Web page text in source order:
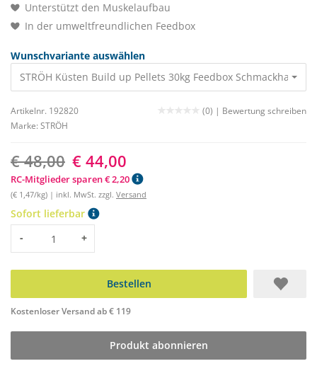
Unterstützt den Muskelaufbau
In der umweltfreundlichen Feedbox
Wunschvariante auswählen
STRÖH Küsten Build up Pellets 30kg
Artikelnr. 192820 (0) | Bewertung schreiben
Marke: STRÖH
€ 48,00 € 44,00
RC-Mitglieder sparen € 2,20
(€ 1,47/kg) | inkl. MwSt. zzgl. Versand
Sofort lieferbar
Menge
- +
Bestellen
Kostenloser Versand ab € 119
Produkt abonnieren